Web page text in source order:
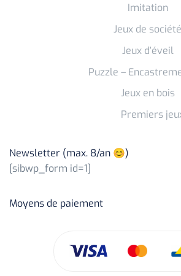
Imitation
Jeux de société
Jeux d’éveil
Puzzle –
Jeux en bois
Premiers
Newsletter (max. 8/an 😊)
[sibwp_form id=1]
Moyens de paiement